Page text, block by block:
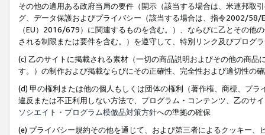
その他の適用ある政府当局の要件（開示（該当する場合は、米連邦取
グ、データ保護およびプライバシー（該当する場合は、指令2002/58/
（EU）2016/679）に関連するものを含む。）、ならびに乙とその他
される制限または要件を含む。）を遵守して、特別リンク及びプログ
(c) 乙のサイトに掲載される素材（一切の商品説明およびその他の商
す。）の制作および掲載ならびにその正確性、完全性および適切性の
(d) 甲の権利または他の個人もしくは団体の権利（著作権、商標、プ
違反または不正利用しない方法で、プログラム・コンテンツ、乙のサ
ソシエイト・プログラム模倣品対策方針への準拠の確保
(e) プライバシー規約その他を通じて、および第三者によるクッキー